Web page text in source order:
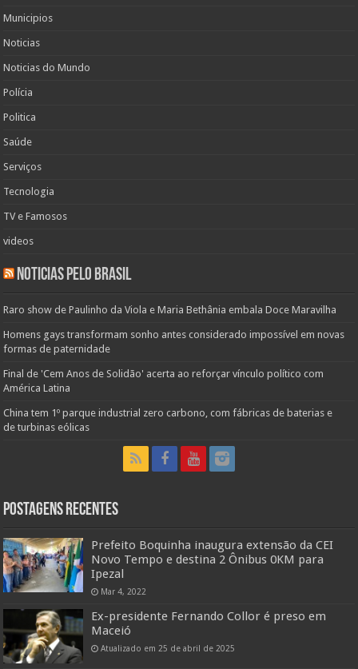
Municipios
Noticias
Noticias do Mundo
Polícia
Politica
Saúde
Serviços
Tecnologia
TV e Famosos
videos
Noticias pelo Brasil
Raro show de Paulinho da Viola e Maria Bethânia embala Doce Maravilha
Homens gays transformam sonho antes considerado impossível em novas
formas de paternidade
Final de 'Cem Anos de Solidão' acerta ao reforçar vínculo político com
América Latina
China tem 1º parque industrial zero carbono, com fábricas de baterias e
de turbinas eólicas
Postagens Recentes
Prefeito Boquinha inaugura extensão da CEI
Novo Tempo e destina 2 Ônibus 0KM para
Ipezal
Mar 4, 2022
Ex-presidente Fernando Collor é preso em
Maceió
Atualizado em 25 de abril de 2025